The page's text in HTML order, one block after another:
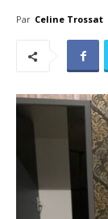
Par Celine Trossat